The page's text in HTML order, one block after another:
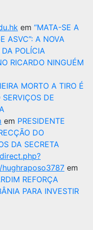
em “MATA-SE A
ASVC”: A NOVA
POLÍCIA
RICARDO NINGUÉM
MORTO A TIRO É
DE
em PRESIDENTE
DO
DA SECRETA
em
REFORÇA
PARA INVESTIR